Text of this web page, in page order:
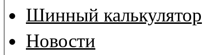
Шинный калькулятор
Новости